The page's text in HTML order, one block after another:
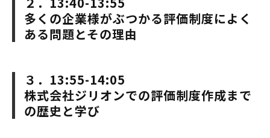
多くの企業様がぶつかる評価制度によく
ある問題とその理由
３．13:55-14:05
株式会社ジリオンでの評価制度作成まで
の歴史と学び